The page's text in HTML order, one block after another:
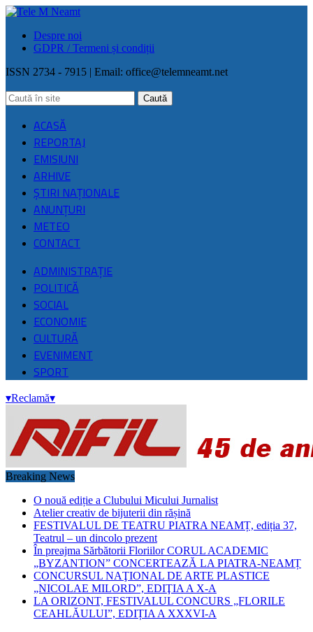
Despre noi
GDPR / Termeni și condiții
ISSN 2734 - 7915 | Email: office@telemneamt.net
ACASĂ
REPORTAJ
EMISIUNI
ARHIVE
ŞTIRI NAŢIONALE
ANUNȚURI
METEO
CONTACT
ADMINISTRAȚIE
POLITICĂ
SOCIAL
ECONOMIE
CULTURĂ
EVENIMENT
SPORT
▾Reclamă▾
Breaking News
O nouă ediție a Clubului Micului Jurnalist
Atelier creativ de bijuterii din rășină
FESTIVALUL DE TEATRU PIATRA NEAMȚ, ediția 37,
Teatrul – un dincolo prezent
În preajma Sărbătorii Floriilor CORUL ACADEMIC
„BYZANTION” CONCERTEAZĂ LA PIATRA-NEAMȚ
CONCURSUL NAŢIONAL DE ARTE PLASTICE
„NICOLAE MILORD”, EDIŢIA A X-A
LA ORIZONT, FESTIVALUL CONCURS „FLORILE
CEAHLĂULUI”, EDIȚIA A XXXVI-A